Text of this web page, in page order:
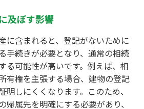
及ぼす影響
に含まれると、登記がないために
手続きが必要となり、通常の相続
る可能性が高いです。例えば、相
有権を主張する場合、建物の登記
明しにくくなります。このため、
帰属先を明確にする必要があり、